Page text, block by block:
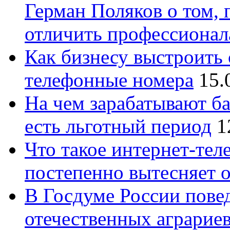
Герман Поляков о том,
отличить
Как бизнесу
телефонные номера
На чем зарабатывают
есть льготный период
Что такое интернет-
постепенно вытесняет
В Госдуме России
отечественных